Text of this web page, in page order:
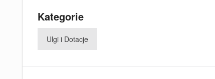
Kategorie
Ulgi i Dotacje